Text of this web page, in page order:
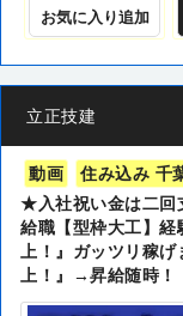
お気に入り追加
立正技建
動画
住み込み 千
★入社祝い金は二
給職【型枠大工】
上！』ガッツリ稼
上！』→昇給随時！